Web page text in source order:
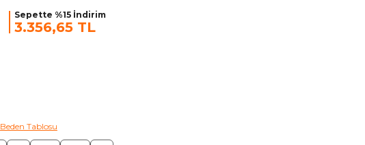
Sepette %15 İndirim
3.356,65 TL
Beden Tablosu